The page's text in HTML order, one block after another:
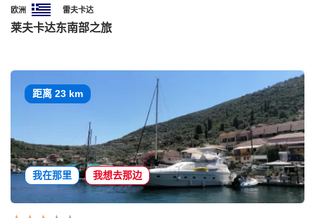
欧洲 雷夫卡达
莱夫卡达东南部之旅
距离 23 km
我在那里 我想去那边